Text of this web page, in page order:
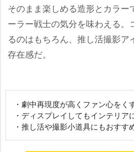
そのまま楽しめる造形とカラー
ーラー戦士の気分を味わえる。
るのはもちろん、推し活撮影ア
存在感だ。
・劇中再現度が高くファン心をく
・ディスプレイしてもインテリア
・推し活や撮影小道具にもおすす